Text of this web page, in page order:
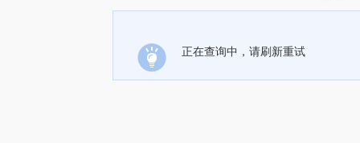
正在查询中，请刷新重试